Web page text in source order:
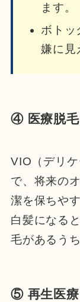
ます。
ボトッ
嫌に見
④ 医療脱毛
VIO（デリ
で、将来の
潔を保ちや
白髪になる
毛があるう
⑤ 再生医療